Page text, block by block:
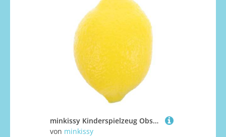
minkissy Kinderspielzeug Obstförmige Maracas aus Sicherem Kunststoff Musik Instrument für Kleinkinder Fördert Kreativität und Hand Auge koordination für Vorschule und Frühpädagogik
von minkissy